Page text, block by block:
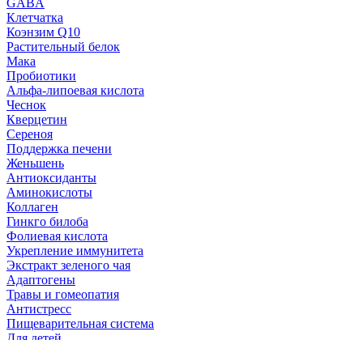
GABA
Клетчатка
Коэнзим Q10
Растительный белок
Мака
Пробиотики
Альфа-липоевая кислота
Чеснок
Кверцетин
Сереноя
Поддержка печени
Женьшень
Антиоксиданты
Аминокислоты
Коллаген
Гинкго билоба
Фолиевая кислота
Укрепление иммунитета
Экстракт зеленого чая
Адаптогены
Травы и гомеопатия
Антистресс
Пищеварительная система